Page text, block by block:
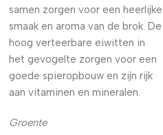
samen zorgen voor een heerlijke
smaak en aroma van de brok. De
hoog verteerbare eiwitten in
het gevogelte zorgen voor een
goede spieropbouw en zijn rijk
aan vitaminen en mineralen.
Groente